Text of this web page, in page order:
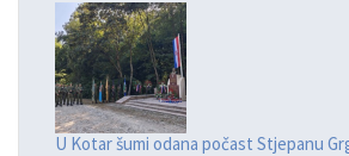
U Kotar šumi odana počast Stjepanu